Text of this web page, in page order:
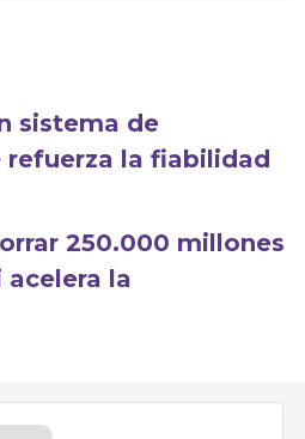
sistema de
la fiabilidad
250.000 millones
acelera la